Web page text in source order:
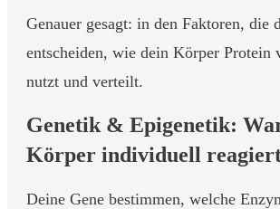
Genauer gesagt: in den Faktoren, die
entscheiden, wie dein Körper Protein
nutzt und verteilt.
Genetik & Epigenetik:
Körper individuell
Deine Gene bestimmen, welche